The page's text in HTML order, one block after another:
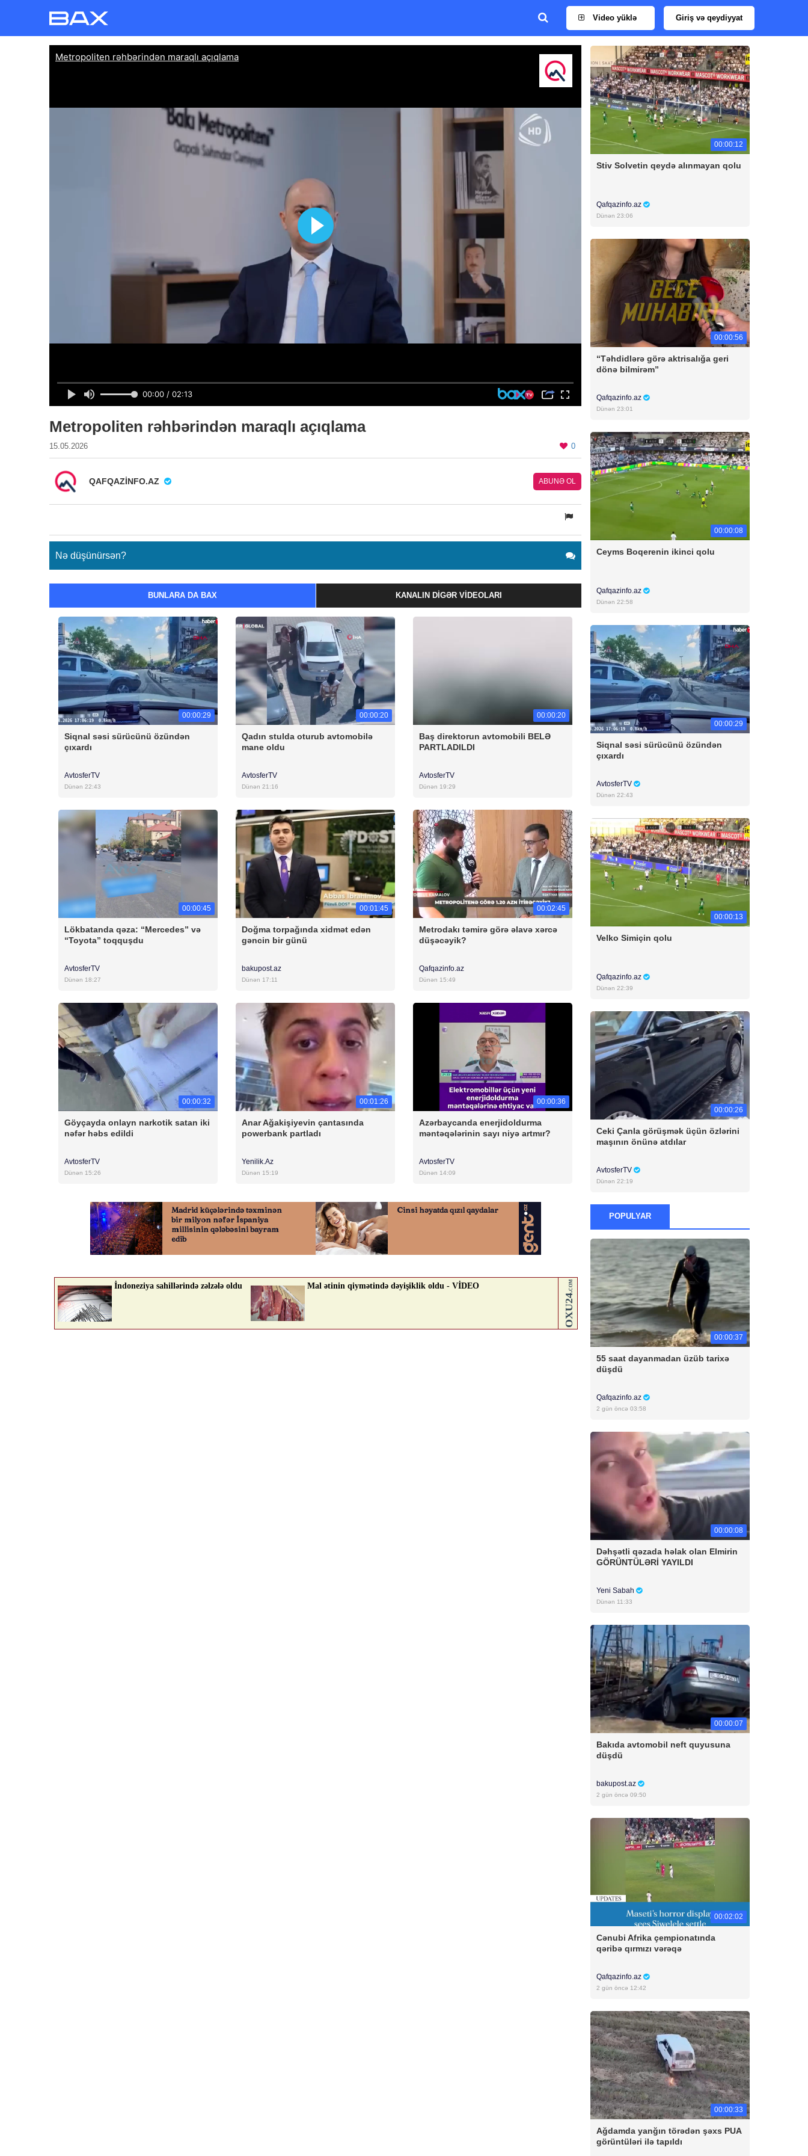
Video yüklə Giriş və qeydiyyat
Metropoliten rəhbərindən maraqlı açıqlama
15.05.2026 0
QAFQAZINFO.AZ ABUNƏ OL
Nə düşünürsən?
BUNLARA DA BAX KANALIN DIGƏR VIDEOLARI
00:00:29
Siqnal səsi sürücünü özündən
çıxardı
AvtosferTV
Dünən 22:43
00:00:20
Qadın stulda oturub avtomobilə
mane oldu
AvtosferTV
Dünən 21:16
00:00:20
Baş direktorun avtomobili BELƏ
PARTLADILDI
AvtosferTV
Dünən 19:29
00:00:45
Lökbatanda qəza: “Mercedes” və
“Toyota” toqquşdu
AvtosferTV
Dünən 18:27
00:01:45
Doğma torpağında xidmət edən
gəncin bir günü
bakupost.az
Dünən 17:11
00:02:45
Metrodakı təmirə görə əlavə xərcə
düşəcəyik?
Qafqazinfo.az
Dünən 15:49
00:00:32
Göyçayda onlayn narkotik satan iki
nəfər həbs edildi
AvtosferTV
Dünən 15:26
00:01:26
Anar Ağakişiyevin çantasında
powerbank partladı
Yenilik.Az
Dünən 15:19
00:00:36
Azərbaycanda enerjidoldurma
məntəqələrinin sayı niyə artmır?
AvtosferTV
Dünən 14:09
00:00:12
Stiv Solvetin qeydə alınmayan qolu
Qafqazinfo.az
Dünən 23:06
00:00:56
“Təhdidlərə görə aktrisalığa geri
dönə bilmirəm”
Qafqazinfo.az
Dünən 23:01
00:00:08
Ceyms Boqerenin ikinci qolu
Qafqazinfo.az
Dünən 22:58
00:00:29
Siqnal səsi sürücünü özündən
çıxardı
AvtosferTV
Dünən 22:43
00:00:13
Velko Simiçin qolu
Qafqazinfo.az
Dünən 22:39
00:00:26
Ceki Çanla görüşmək üçün özlərini
maşının önünə atdılar
AvtosferTV
Dünən 22:19
POPULYAR
00:00:37
55 saat dayanmadan üzüb tarixə
düşdü
Qafqazinfo.az
2 gün öncə 03:58
00:00:08
Dəhşətli qəzada həlak olan Elmirin
GÖRÜNTÜLƏRİ YAYILDI
Yeni Sabah
Dünən 11:33
00:00:07
Bakıda avtomobil neft quyusuna
düşdü
bakupost.az
2 gün öncə 09:50
00:02:02
Cənubi Afrika çempionatında
qəribə qırmızı vərəqə
Qafqazinfo.az
2 gün öncə 12:42
00:00:33
Ağdamda yanğın törədən şəxs PUA
görüntüləri ilə tapıldı